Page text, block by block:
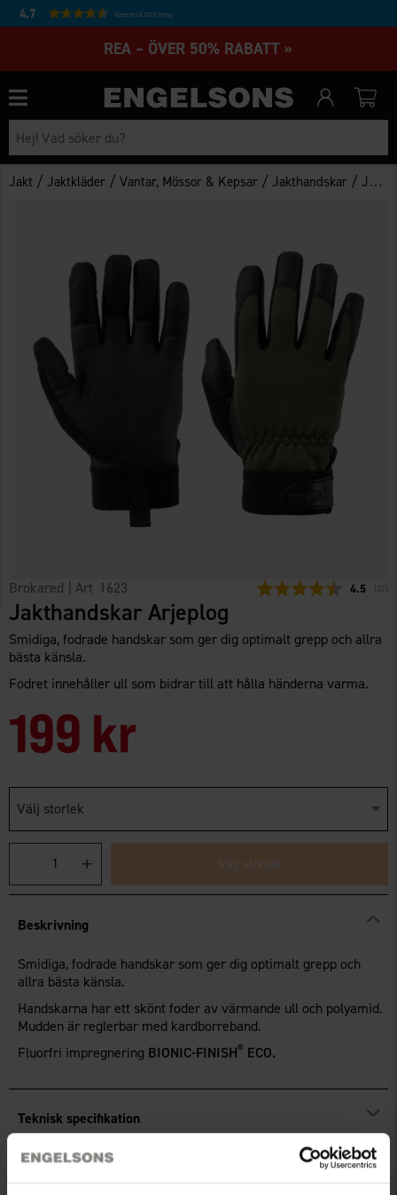
4.7 Baserat på 27231 betyg
REA – ÖVER 50% RABATT »
Jakt /Jaktkläder /Vantar, Mössor & Kepsar /Jakthandskar /Jakthandskar Arjeplog
Brokared | Art 1623 4.5
Jakthandskar Arjeplog
Smidiga, fodrade handskar som ger dig optimalt grepp och allra
bästa känsla.
Fodret innehåller ull som bidrar till att hålla händerna varma.
199 kr
Välj storlek
Välj storlek
Beskrivning
Smidiga, fodrade handskar som ger dig optimalt grepp och
allra bästa känsla.
Handskarna har ett skönt foder av värmande ull och polyamid.
Mudden är reglerbar med kardborreband.
Fluorfri impregnering BIONIC-FINISH® ECO.
Teknisk specifikation
Recensioner